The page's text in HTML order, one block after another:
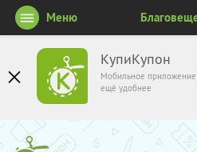
КупиКупон
Мобильное приложение
ещё удобнее
Меню